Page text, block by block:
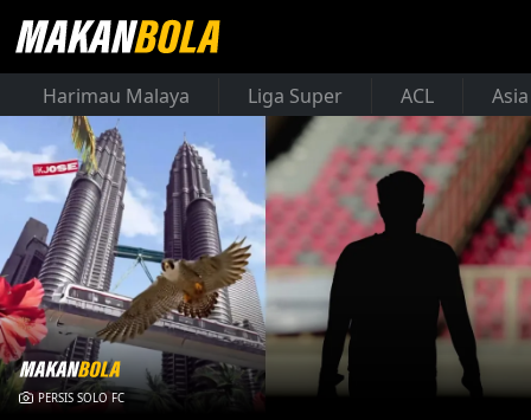
Harimau Malaya Liga Super ACL
PERSIS SOLO FC